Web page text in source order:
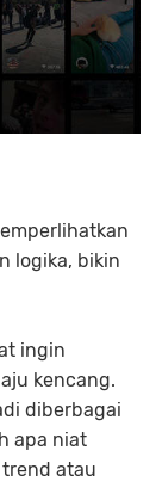
logika, bikin
ingin
kencang.
diberbagai
apa niat
atau